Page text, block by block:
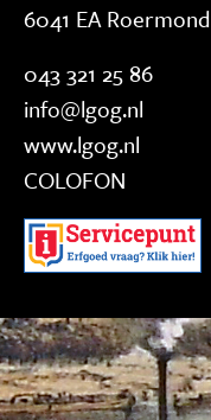
6041 EA Roermond
043 321 25 86
info@lgog.nl
www.lgog.nl
COLOFON